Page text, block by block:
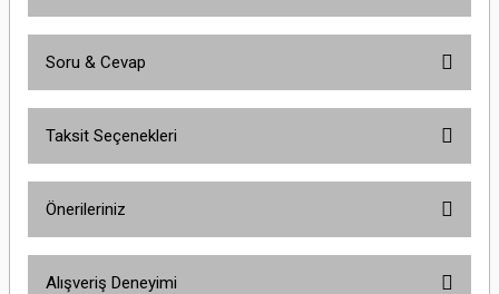
Soru & Cevap
Taksit Seçenekleri
Önerileriniz
yetersiz gördüğünüz noktaları öneri formunu kullanarak tarafımıza
Alışveriş Deneyimi